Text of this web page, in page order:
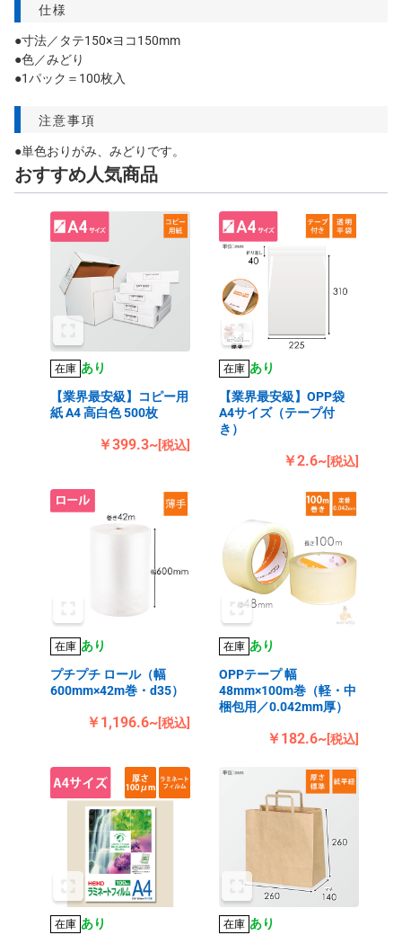
仕様
●寸法／タテ150×ヨコ150mm
●色／みどり
●1パック＝100枚入
注意事項
●単色おりがみ、みどりです。
おすすめ人気商品
在庫 あり
【業界最安級】コピー用
紙 A4 高白色 500枚
￥399.3~[税込]
在庫 あり
【業界最安級】OPP袋
A4サイズ（テープ付
き）
￥2.6~[税込]
在庫 あり
プチプチ ロール（幅
600mm×42m巻・d35）
￥1,196.6~[税込]
在庫 あり
OPPテープ 幅
48mm×100m巻（軽・中
梱包用／0.042mm厚）
￥182.6~[税込]
在庫 あり
在庫 あり